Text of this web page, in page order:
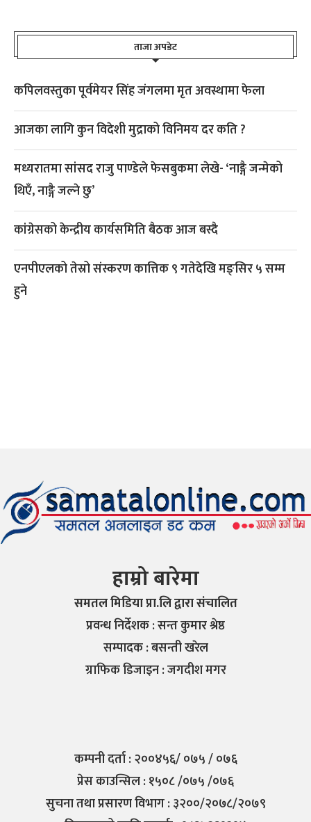
ताजा अपडेट
कपिलवस्तुका पूर्वमेयर सिंह जंगलमा मृत अवस्थामा फेला
आजका लागि कुन विदेशी मुद्राको विनिमय दर कति ?
मध्यरातमा सांसद राजु पाण्डेले फेसबुकमा लेखे- ‘नाङ्गै जन्मेको
थिएँ, नाङ्गै जल्ने छु’
कांग्रेसको केन्द्रीय कार्यसमिति बैठक आज बस्दै
एनपीएलको तेस्रो संस्करण कात्तिक ९ गतेदेखि मङ्सिर ५ सम्म
हुने
हाम्रो बारेमा
समतल मिडिया प्रा.लि द्वारा संचालित
प्रवन्ध निर्देशक : सन्त कुमार श्रेष्ठ
सम्पादक : बसन्ती खरेल
ग्राफिक डिजाइन : जगदीश मगर
कम्पनी दर्ता : २००४५६/ ०७५ / ०७६
प्रेस काउन्सिल : १५०८ /०७५ /०७६
सुचना तथा प्रसारण विभाग : ३२००/२०७८/२०७९